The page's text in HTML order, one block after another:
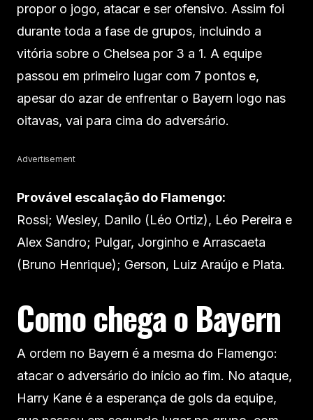
propor o jogo, atacar e ser ofensivo. Assim foi
durante toda a fase de grupos, incluindo a
vitória sobre o Chelsea por 3 a 1. A equipe
passou em primeiro lugar com 7 pontos e,
apesar do azar de enfrentar o Bayern logo nas
oitavas, vai para cima do adversário.
Advertisement
Provável escalação do Flamengo:
Rossi; Wesley, Danilo (Léo Ortiz), Léo Pereira e
Alex Sandro; Pulgar, Jorginho e Arrascaeta
(Bruno Henrique); Gerson, Luiz Araújo e Plata.
Como chega o Bayern
A ordem no Bayern é a mesma do Flamengo:
atacar o adversário do início ao fim. No ataque,
Harry Kane é a esperança de gols da equipe,